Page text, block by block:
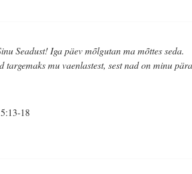
Seadust! Iga päev mõlgutan ma mõttes seda.
targemaks mu vaenlastest, sest nad on minu
18